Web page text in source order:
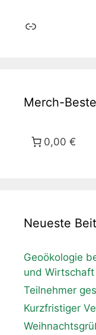
Link
Merch-
0,00 €
Neueste
Geoökologie
und
Teilnehmer
Kurzfristiger